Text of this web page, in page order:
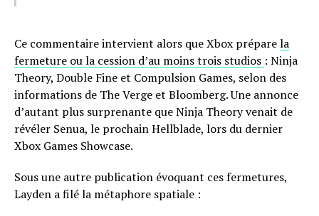
Ce commentaire intervient alors que Xbox préparela
fermeture ou la cession d’au moins trois studios : Ninja
Theory, Double Fine et Compulsion Games, selon des
informations de The Verge et Bloomberg. Une annonce
d’autant plus surprenante que Ninja Theory venait de
révéler Senua, le prochain Hellblade, lors du dernier
Xbox Games Showcase.
Sous une autre publication évoquant ces fermetures,
Layden a filé la métaphore spatiale :